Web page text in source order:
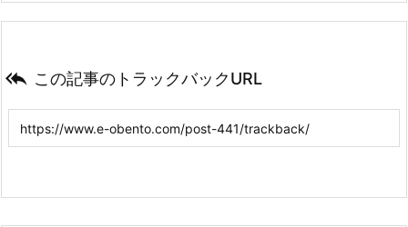
 この記事のトラックバックURL